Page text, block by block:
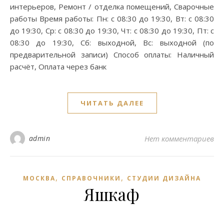
интерьеров, Ремонт / отделка помещений, Сварочные
работы Время работы: Пн: с 08:30 до 19:30, Вт: с 08:30
до 19:30, Ср: с 08:30 до 19:30, Чт: с 08:30 до 19:30, Пт: с
08:30 до 19:30, Сб: выходной, Вс: выходной (по
предварительной записи) Способ оплаты: Наличный
расчёт, Оплата через банк
ЧИТАТЬ ДАЛЕЕ
admin Нет комментариев
МОСКВА, СПРАВОЧНИКИ , СТУДИИ ДИЗАЙНА
Яшкаф